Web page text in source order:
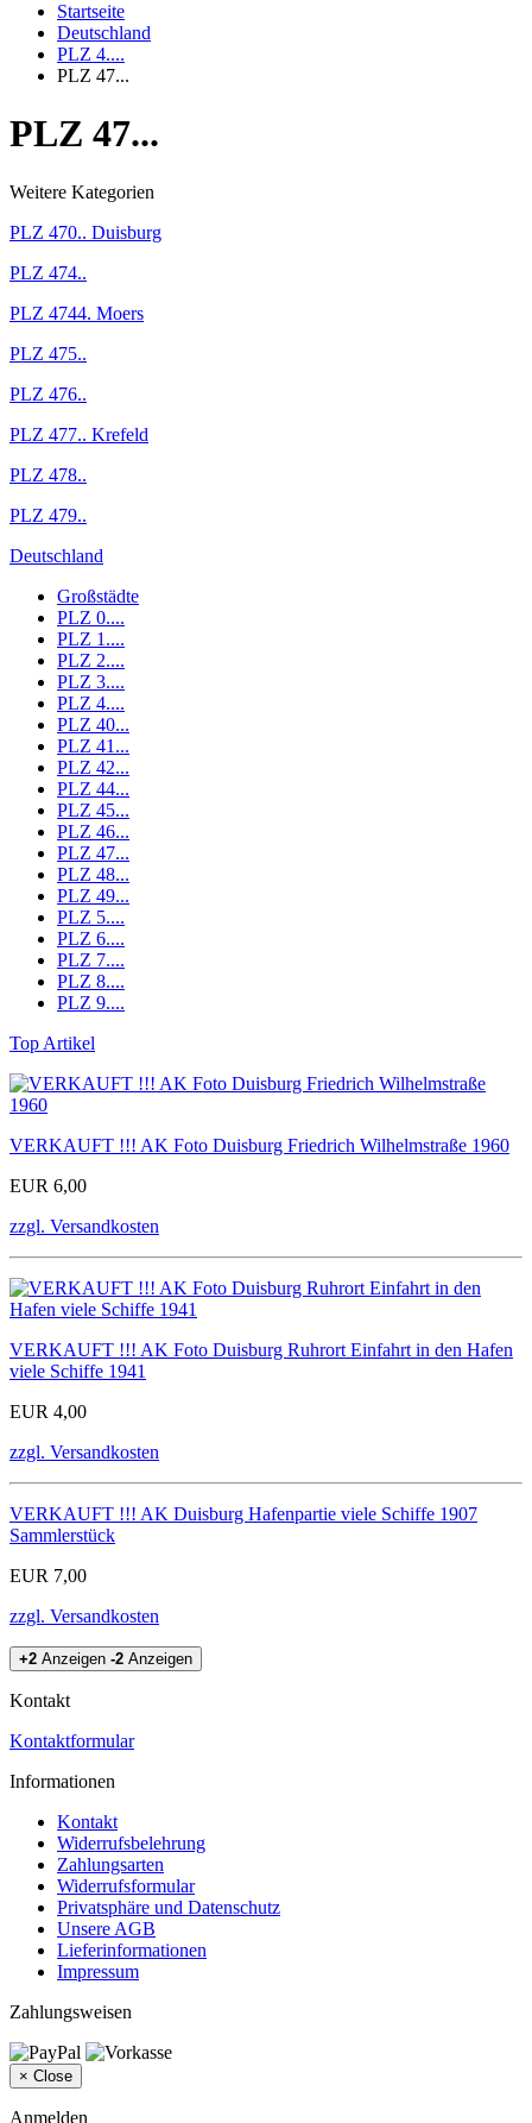
Startseite
Deutschland
PLZ 4....
PLZ 47...
PLZ 47...
Weitere Kategorien
PLZ 470.. Duisburg
PLZ 474..
PLZ 4744. Moers
PLZ 475..
PLZ 476..
PLZ 477.. Krefeld
PLZ 478..
PLZ 479..
Deutschland
Großstädte
PLZ 0....
PLZ 1....
PLZ 2....
PLZ 3....
PLZ 4....
PLZ 40...
PLZ 41...
PLZ 42...
PLZ 44...
PLZ 45...
PLZ 46...
PLZ 47...
PLZ 48...
PLZ 49...
PLZ 5....
PLZ 6....
PLZ 7....
PLZ 8....
PLZ 9....
Top Artikel
VERKAUFT !!! AK Foto Duisburg Friedrich Wilhelmstraße 1960
EUR 6,00
zzgl. Versandkosten
VERKAUFT !!! AK Foto Duisburg Ruhrort Einfahrt in den Hafen
viele Schiffe 1941
EUR 4,00
zzgl. Versandkosten
VERKAUFT !!! AK Duisburg Hafenpartie viele Schiffe 1907
Sammlerstück
EUR 7,00
zzgl. Versandkosten
+2 Anzeigen -2 Anzeigen
Kontakt
Kontaktformular
Informationen
Kontakt
Widerrufsbelehrung
Zahlungsarten
Widerrufsformular
Privatsphäre und Datenschutz
Unsere AGB
Lieferinformationen
Impressum
Zahlungsweisen
× Close
Anmelden